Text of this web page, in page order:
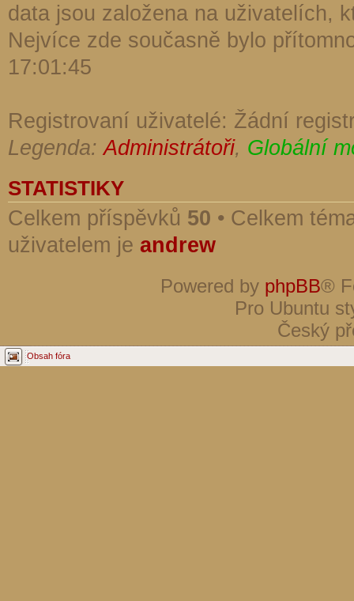
data jsou založena na uživatelích,
Nejvíce zde současně bylo
17:01:45
Registrovaní uživatelé: Žádní
Legenda:Administrátoři, Globální
STATISTIKY
Celkem příspěvků 50 • Celkem
uživatelem je andrew
Powered by phpBB®
Pro Ubuntu
Český
Obsah fóra